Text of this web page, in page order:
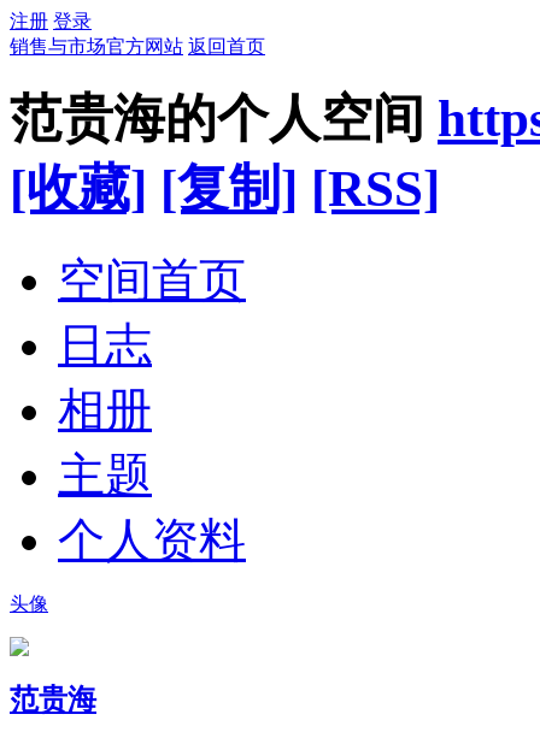
注册 登录
销售与市场官方网站 返回首页
范贵海的个人空间
[收藏] [复制] [RSS]
空间首页
日志
相册
主题
个人资料
头像
范贵海